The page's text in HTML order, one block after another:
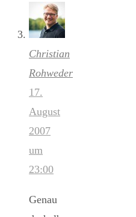
Christian
Rohweder
17.
August
2007
um
23:00
Genau